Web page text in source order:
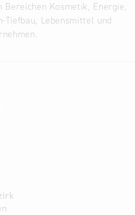
Bereichen Kosmetik, Energie,
Tiefbau, Lebensmittel und